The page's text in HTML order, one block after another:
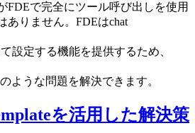
FDEで完全にツール呼び出しを使用
ありません。FDEはchat
設定する機能を提供するため、
ような問題を解決できます。
を活用した解決策